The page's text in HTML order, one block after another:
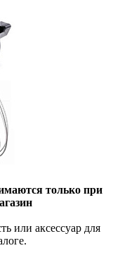
только при
или аксессуар для